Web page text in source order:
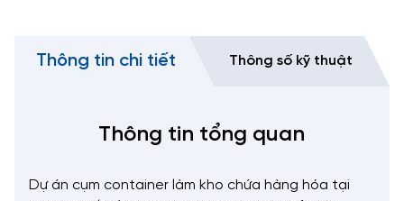
Thông tin chi tiết Thông số kỹ thuật
Thông tin tổng quan
Dự án cụm container làm kho chứa hàng hóa tại